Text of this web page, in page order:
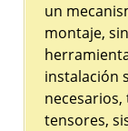
un
montaje,
instalación
necesarios,
tensores,